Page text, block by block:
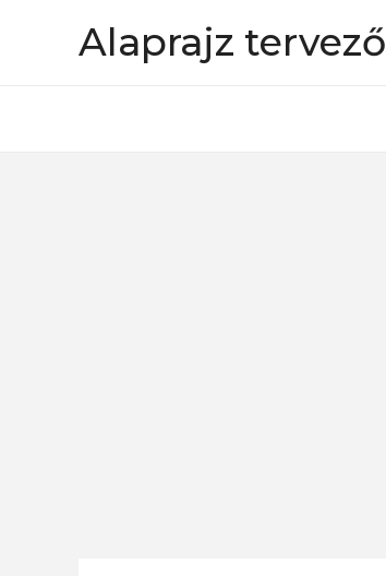
Alaprajz tervező